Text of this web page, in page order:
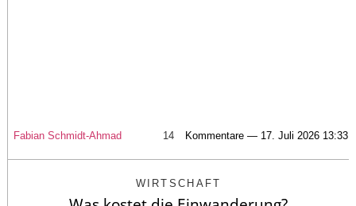
Fabian Schmidt-Ahmad 14 Kommentare — 17. Juli 2026 13:33
WIRTSCHAFT